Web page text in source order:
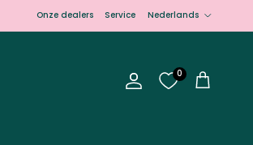
Onze dealers Service
Nederlands
Account
0
Winkelwagen